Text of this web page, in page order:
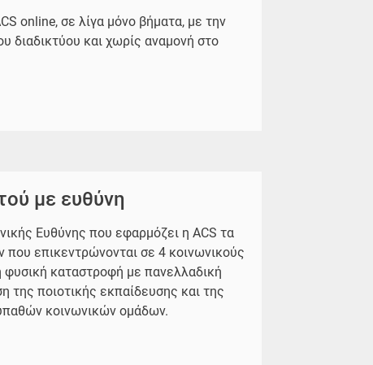
online, σε λίγα μόνο βήματα, με την
διαδικτύου και χωρίς αναμονή στο
με ευθύνη
Ευθύνης που εφαρμόζει η ACS τα
που επικεντρώνονται σε 4 κοινωνικούς
καταστροφή με πανελλαδική
της ποιοτικής εκπαίδευσης και της
κοινωνικών ομάδων.